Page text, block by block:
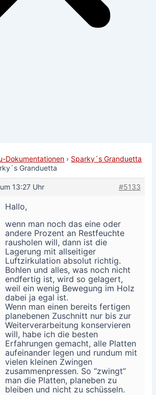
Dokumentationen › Sparky´s Granduetta
Granduetta
13:27 Uhr #5133
Hallo,
wenn man noch das eine oder
andere Prozent an Restfeuchte
rausholen will, dann ist die
Lagerung mit allseitiger
Luftzirkulation absolut richtig.
Bohlen und alles, was noch nicht
endfertig ist, wird so gelagert,
weil ein wenig Bewegung im Holz
dabei ja egal ist.
Wenn man einen bereits fertigen
planebenen Zuschnitt nur bis zur
Weiterverarbeitung konservieren
will, habe ich die besten
Erfahrungen gemacht, alle Platten
aufeinander legen und rundum mit
vielen kleinen Zwingen
zusammenpressen. So “zwingt”
man die Platten, planeben zu
bleiben und nicht zu schüsseln.